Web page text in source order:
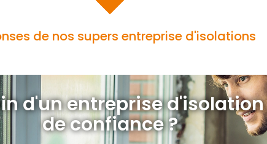
de nos supers entreprise d'isolations
d'un entreprise d'isolation
de confiance ?